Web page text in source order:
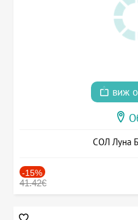
виж
СОЛ Луна
-15%
41.42€